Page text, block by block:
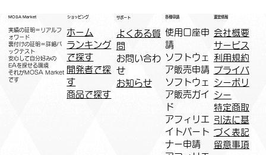
MOSA Market
実績の証明＝リアルフ
ォワード
裏付けの証明＝詳細バ
ックテスト
安心して自分好みの
EAを探せる環境
​それがMOSA Market
です
ショッピング
ホーム
ランキング
で探す
開発者で探
す
商品で探す
サポート
よくある質
問
お問い合わ
せ
お知らせ
各種申請
​使用口座申
請
ソフトウェ
ア販売申請
ソフトウェ
ア販売ガイ
ド
アフィリエ
イトパート
ナー申請​
運営情報
会社概要
サービス
利用規約
プライバ
シーポリ
シー
特定商取
引法に基
づく表記
​留意事項